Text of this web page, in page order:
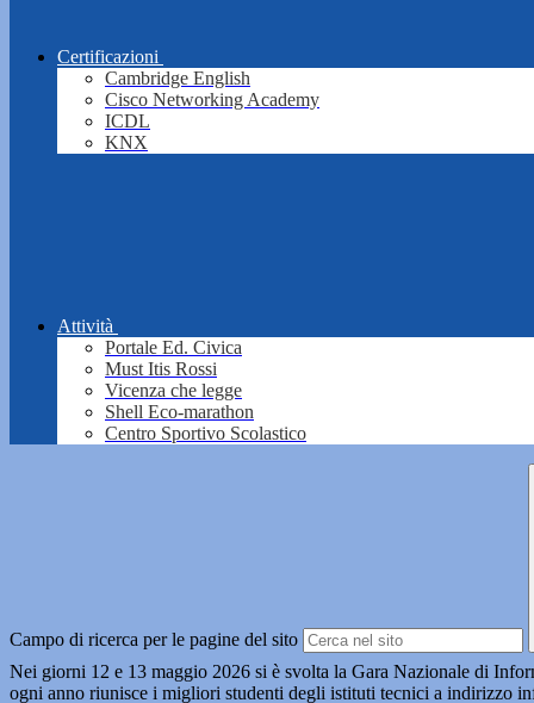
Certificazioni
Cambridge English
Cisco Networking Academy
ICDL
KNX
Attività
Portale Ed. Civica
Must Itis Rossi
Vicenza che legge
Shell Eco-marathon
Centro Sportivo Scolastico
Campo di ricerca per le pagine del sito
Nei giorni 12 e 13 maggio 2026 si è svolta la Gara Nazionale di
ogni anno riunisce i migliori studenti degli istituti tecnici a indirizzo